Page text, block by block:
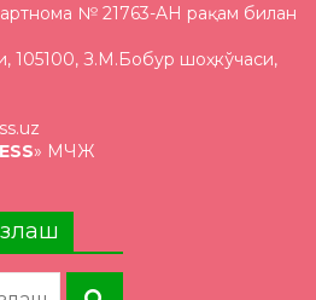
№ 21763-AH рақам билан
105100, З.М.Бобур шоҳкўчаси,
» МЧЖ